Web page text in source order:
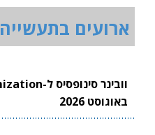
ארועים בתעשייה
באוגוסט 2026